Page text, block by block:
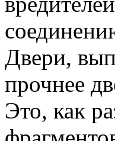
Двери,
прочнее
Это, как